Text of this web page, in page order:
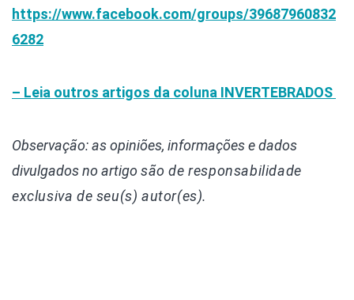
https://www.facebook.com/groups/39687960832
6282
– Leia outros artigos da coluna INVERTEBRADOS
Observação: as opiniões, informações e dados
divulgadosno artigo são de responsabilidade
exclusiva de seu(s) autor(es).